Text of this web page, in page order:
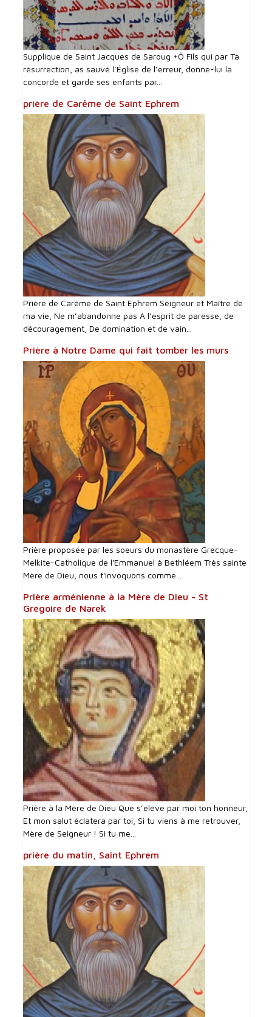
Supplique de Saint Jacques de Saroug +Ô Fils qui par Ta
résurrection, as sauvé l’Église de l’erreur, donne-lui la
concorde et garde ses enfants par...
prière de Carême de Saint Ephrem
Prière de Carême de Saint Ephrem Seigneur et Maître de
ma vie, Ne m’abandonne pas A l’esprit de paresse, de
découragement, De domination et de vain...
Prière à Notre Dame qui fait tomber les murs
Prière proposée par les soeurs du monastère Grecque-
Melkite-Catholique de l'Emmanuel à Bethléem Très sainte
Mère de Dieu, nous t'invoquons comme...
Prière arménienne à la Mère de Dieu - St
Grégoire de Narek
Prière à la Mère de Dieu Que s’élève par moi ton honneur,
Et mon salut éclatera par toi, Si tu viens à me retrouver,
Mère de Seigneur ! Si tu me...
prière du matin, Saint Ephrem